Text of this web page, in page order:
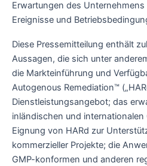
Erwartungen des
Ereignisse und
Diese Pressemitteilung enthält
Aussagen, die sich unter
die Markteinführung und
Autogenous Remediation™
Dienstleistungsangebot; das
inländischen und
Eignung von HARd zur
kommerzieller Projekte; die
GMP-konformen und anderen